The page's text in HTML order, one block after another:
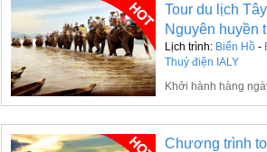
Tour du lịch
Nguyên huyền
Lịch trình: Biển Hồ -
Thuỷ điện IALY
Khởi hành hàng
Chương trình